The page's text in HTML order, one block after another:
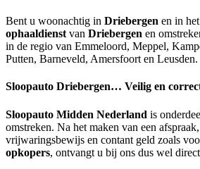
Bent u woonachtig in Driebergen en in
ophaaldienst van Driebergen en
in de regio van Emmeloord, Meppel,
Putten, Barneveld, Amersfoort en Leusden.
Sloopauto Driebergen… Veilig en
Sloopauto Midden Nederland is
omstreken. Na het maken van een
vrijwaringsbewijs en contant geld zoals
opkopers, ontvangt u bij ons dus wel